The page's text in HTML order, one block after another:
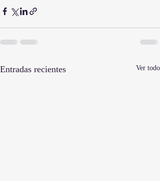
Entradas recientes Ver todo